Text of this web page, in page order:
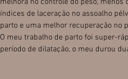
melhora no controle do peso,
índices de laceração no assoalho
parto e uma melhor recuperação no
O meu trabalho de parto foi super-
período de dilatação, o meu durou